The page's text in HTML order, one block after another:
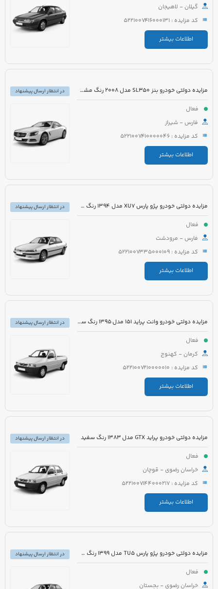
گیلان - لاهیجان
کد مزایده : 5221007416000131
اطلاعات بیشتر
مزایده دولتی خودرو بنز SL350 مدل 2008 رنگ مشکی روغنی
فعال
فارس - شیراز
کد مزایده : 5221007410000046
اطلاعات بیشتر
در انتظار ارسال پیشنهاد
مزایده دولتی خودرو پژو پارس XU7 مدل 1394 رنگ سفید روغنی
فعال
فارس - مرودشت
کد مزایده : 5221007335000109
اطلاعات بیشتر
در انتظار ارسال پیشنهاد
مزایده دولتی خودرو وانت پراید 151 مدل 1395 رنگ سفید
فعال
کرمان - کهنوج
کد مزایده : 5221007210000010
اطلاعات بیشتر
در انتظار ارسال پیشنهاد
مزایده دولتی خودرو پراید GTX مدل 1383 رنگ سفید
فعال
خراسان رضوی - قوچان
کد مزایده : 5221007144000217
اطلاعات بیشتر
در انتظار ارسال پیشنهاد
مزایده دولتی خودرو پژو پارس TU5 مدل 1399 رنگ سفید
فعال
خراسان رضوی - بجستان
در انتظار ارسال پیشنهاد